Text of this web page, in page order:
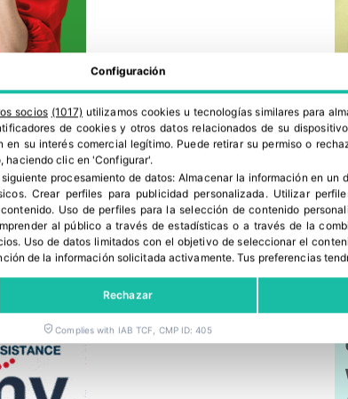
en el programa técnico. Desirée
de Cultivos Protegidos, participará
y experiencia agroprofesional”,
la trayectoria y el liderazgo
y con una fuerte presenta de
agroalimentario.
protegidos
Configuración
socios (1017) utilizamos cookies u tecnologías similares para
de cookies y otros datos relacionados de su
su interés comercial legítimo. Puede retirar su permiso o
haciendo clic en 'Configurar'.
procesamiento de datos:Almacenar la información en un
. Crear perfiles para publicidad personalizada . Utilizar
. Uso de perfiles para la selección de contenido
al público a través de estadísticas o a través de la
. Uso de datos limitados con el objetivo de seleccionar el
de la información solicitada activamente.Tus preferencias
Rechazar
Complies with IAB TCF, CMP ID: 405